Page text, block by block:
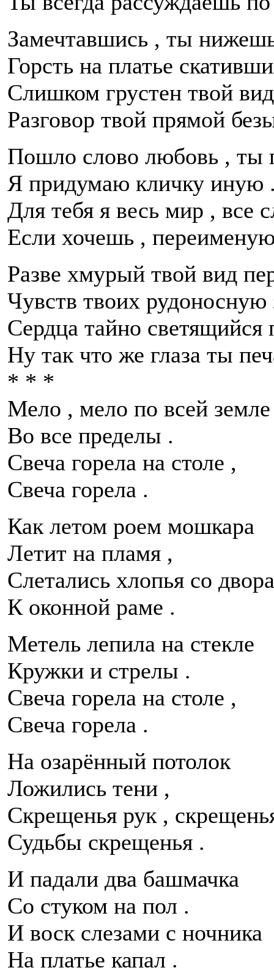
Замечтавшись , ты
Горсть на платье
Слишком грустен твой
Разговор твой прямой
Пошло слово любовь , ты
Я придумаю кличку иную
Для тебя я весь мир , все
Если хочешь ,
Разве хмурый твой вид
Чувств твоих рудоносную
Сердца тайно светящийся
Ну так что же глаза ты
* * *
Мело , мело по всей земле
Во все пределы .
Свеча горела на столе ,
Свеча горела .
Как летом роем мошкара
Летит на пламя ,
Слетались хлопья со двора
К оконной раме .
Метель лепила на стекле
Кружки и стрелы .
Свеча горела на столе ,
Свеча горела .
На озарённый потолок
Ложились тени ,
Скрещенья рук ,
Судьбы скрещенья .
И падали два башмачка
Со стуком на пол .
И воск слезами с ночника
На платье капал .